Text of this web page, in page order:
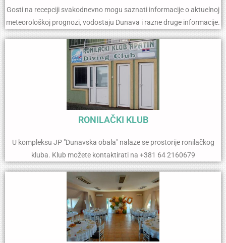
Gosti na recepciji svakodnevno mogu saznati informacije o aktuelnoj
meteorološkoj prognozi, vodostaju Dunava i razne druge informacije.
RONILAČKI KLUB
U kompleksu JP "Dunavska obala" nalaze se prostorije ronilačkog
kluba. Klub možete kontaktirati na +381 64 2160679